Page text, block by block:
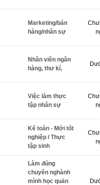
Marketing/bán
hàng/nhân sự
Nhân viên ngân
hàng, thư kí,
Việc làm thực
tập nhân sự
Kế toán - Mới tốt
nghiệp / Thực
tập sinh
Làm đúng
chuyên nghành
mình học quản